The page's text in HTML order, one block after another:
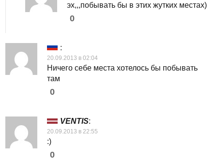
эх,,,побывать бы в этих жутких местах)
0
:
20.09.2013 в 02:04
Ничего себе места хотелось бы побывать
там
0
VENTIS:
20.09.2013 в 22:55
:)
0